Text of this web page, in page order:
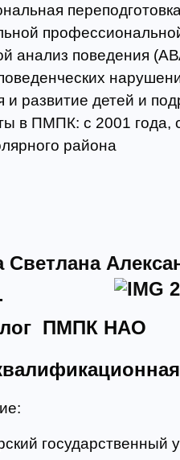
анализ поведения
и развитие детей и
в ПМПК: с 2001 года,
района
Светлана
ПМПК НАО
государственный